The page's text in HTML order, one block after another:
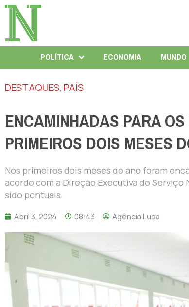
POLÍTICA ECONOMIA MUNDO
DESTAQUES, PAÍS
ENCAMINHADAS PARA
PRIMEIROS DOIS MESES
Nos primeiros dois meses do ano foram
acordo com a Direção Executiva do Serviço
sido pontuais.
Abril 3, 2024 08:43 Agência Lusa